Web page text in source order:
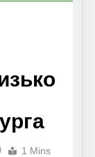
1 Mins